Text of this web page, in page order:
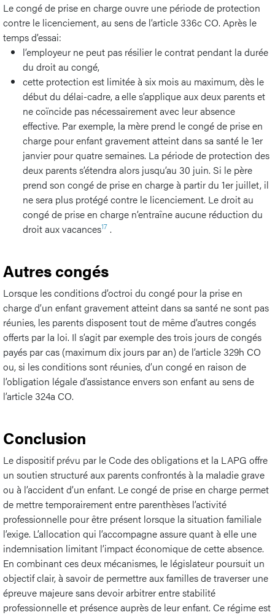
Le congé de prise en charge ouvre une période de protection
contre le licenciement, au sens de l’article 336c CO. Après le
temps d’essai:
l’employeur ne peut pas résilier le contrat pendant la durée
du droit au congé,
cette protection est limitée à six mois au maximum, dès le
début du délai-cadre, a elle s’applique aux deux parents et
ne coïncide pas nécessairement avec leur absence
effective. Par exemple, la mère prend le congé de prise en
charge pour enfant gravement atteint dans sa santé le 1er
janvier pour quatre semaines. La période de protection des
deux parents s’étendra alors jusqu’au 30 juin. Si le père
prend son congé de prise en charge à partir du 1er juillet, il
ne sera plus protégé contre le licenciement. Le droit au
congé de prise en charge n’entraîne aucune réduction du
droit aux vacances17 .
Autres congés
Lorsque les conditions d’octroi du congé pour la prise en
charge d’un enfant gravement atteint dans sa santé ne sont pas
réunies, les parents disposent tout de même d’autres congés
offerts par la loi. Il s’agit par exemple des trois jours de congés
payés par cas (maximum dix jours par an) de l’article 329h CO
ou, si les conditions sont réunies, d’un congé en raison de
l’obligation légale d’assistance envers son enfant au sens de
l’article 324a CO.
Conclusion
Le dispositif prévu par le Code des obligations et la LAPG offre
un soutien structuré aux parents confrontés à la maladie grave
ou à l’accident d’un enfant. Le congé de prise en charge permet
de mettre temporairement entre parenthèses l’activité
professionnelle pour être présent lorsque la situation familiale
l’exige. L’allocation qui l’accompagne assure quant à elle une
indemnisation limitant l’impact économique de cette absence.
En combinant ces deux mécanismes, le législateur poursuit un
objectif clair, à savoir de permettre aux familles de traverser une
épreuve majeure sans devoir arbitrer entre stabilité
professionnelle et présence auprès de leur enfant. Ce régime est